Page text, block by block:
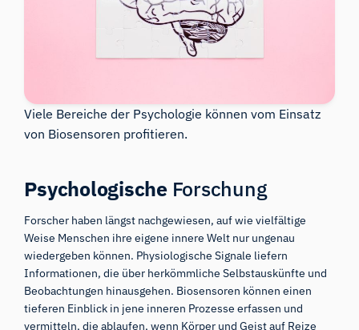
Viele Bereiche der Psychologie können vom Einsatz
von Biosensoren profitieren.
PsychologischeForschung
Forscher haben längst nachgewiesen, auf wie vielfältige
Weise Menschen ihre eigene innere Welt nur ungenau
wiedergeben können. Physiologische Signale liefern
Informationen, die über herkömmliche Selbstauskünfte und
Beobachtungen hinausgehen. Biosensoren können einen
tieferen Einblick in jene inneren Prozesse erfassen und
vermitteln, die ablaufen, wenn Körper und Geist auf Reize